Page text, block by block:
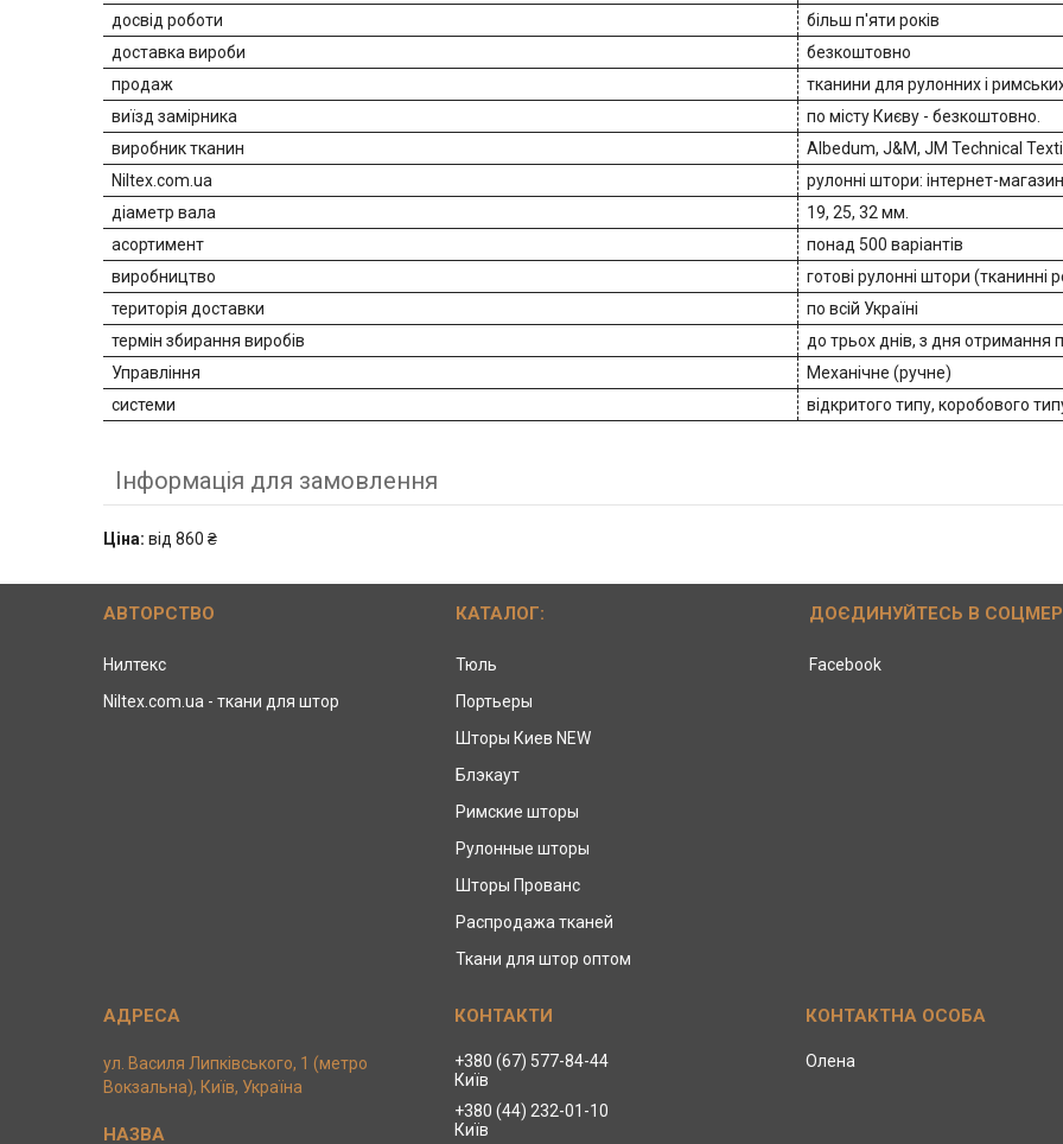
досвід роботи
більш п'яти років
доставка вироби
безкоштовно
продаж
тканини для рулонних і
виїзд замірника
по місту Києву - безкоштовно.
виробник тканин
Albedum, J&M, JM Technical
Niltex.com.ua
рулонні штори: інтернет-магазин
діаметр вала
19, 25, 32 мм.
асортимент
понад 500 варіантів
виробництво
готові рулонні штори (тканинні
територія доставки
по всій Україні
термін збирання виробів
до трьох днів, з дня отримання
Управління
Механічне (ручне)
системи
відкритого типу, коробового
Інформація для замовлення
Ціна: від 860 ₴
АВТОРСТВО
Нилтекс
Niltex.com.ua - ткани для штор
КАТАЛОГ:
Тюль
Портьеры
Шторы Киев NEW
Блэкаут
Римские шторы
Рулонные шторы
Шторы Прованс
Распродажа тканей
Ткани для штор оптом
ДОЄДИНУЙТЕСЬ В
Facebook
ул. Василя Липківського, 1 (метро
Вокзальна), Київ, Україна
+380 (67) 577-84-44
Київ
+380 (44) 232-01-10
Київ
Олена